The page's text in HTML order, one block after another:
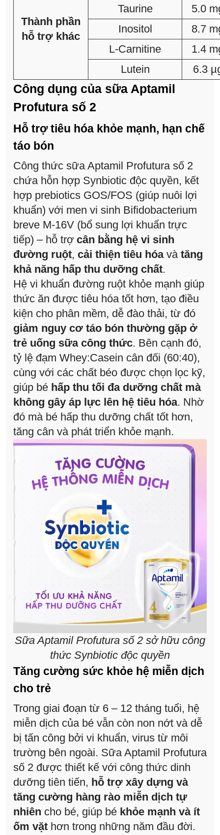
Thành phần
hỗ trợ khác
Taurine
5.0
Inositol
8.7
L-Carnitine
1.4
Lutein
6.3
Công dụng của sữa Aptamil
Profutura số 2
Hỗ trợ tiêu hóa khỏe mạnh, hạn chế
táo bón
Công thức sữa Aptamil Profutura số 2
chứa hỗn hợp Synbiotic độc quyền, kết
hợp prebiotics GOS/FOS (giúp nuôi lợi
khuẩn) với men vi sinh Bifidobacterium
breve M-16V (bổ sung lợi khuẩn trực
tiếp) – hỗ trợ cân bằng hệ vi sinh
đường ruột, cải thiện tiêu hóavàtăng
khả năng hấp thu dưỡng chất.
Hệ vi khuẩn đường ruột khỏe mạnh giúp
thức ăn được tiêu hóa tốt hơn, tạo điều
kiện cho phân mềm, dễ đào thải, từ đó
giảm nguy cơ táo bón thường gặp ở
trẻ uống sữa công thức. Bên cạnh đó,
tỷ lệ đạm Whey:Casein cân đối (60:40),
cùng với các chất béo được chọn lọc kỹ,
giúp bé hấp thu tối đa dưỡng chất mà
không gây áp lực lên hệ tiêu hóa. Nhờ
đó mà bé hấp thu dưỡng chất tốt hơn,
tăng cân và phát triển khỏe mạnh.
Sữa Aptamil Profutura số 2 sở hữu công
thức Synbiotic độc quyền
Tăng cường sức khỏe hệ miễn dịch
cho trẻ
Trong giai đoạn từ 6 – 12 tháng tuổi, hệ
miễn dịch của bé vẫn còn non nớt và dễ
bị tấn công bởi vi khuẩn, virus từ môi
trường bên ngoài. Sữa Aptamil Profutura
số 2 được thiết kế với công thức dinh
dưỡng tiên tiến, hỗ trợ xây dựng và
tăng cường hàng rào miễn dịch tự
nhiên cho bé, giúp bé khỏe mạnh và ít
ốm vặt hơn trong những năm đầu đời.